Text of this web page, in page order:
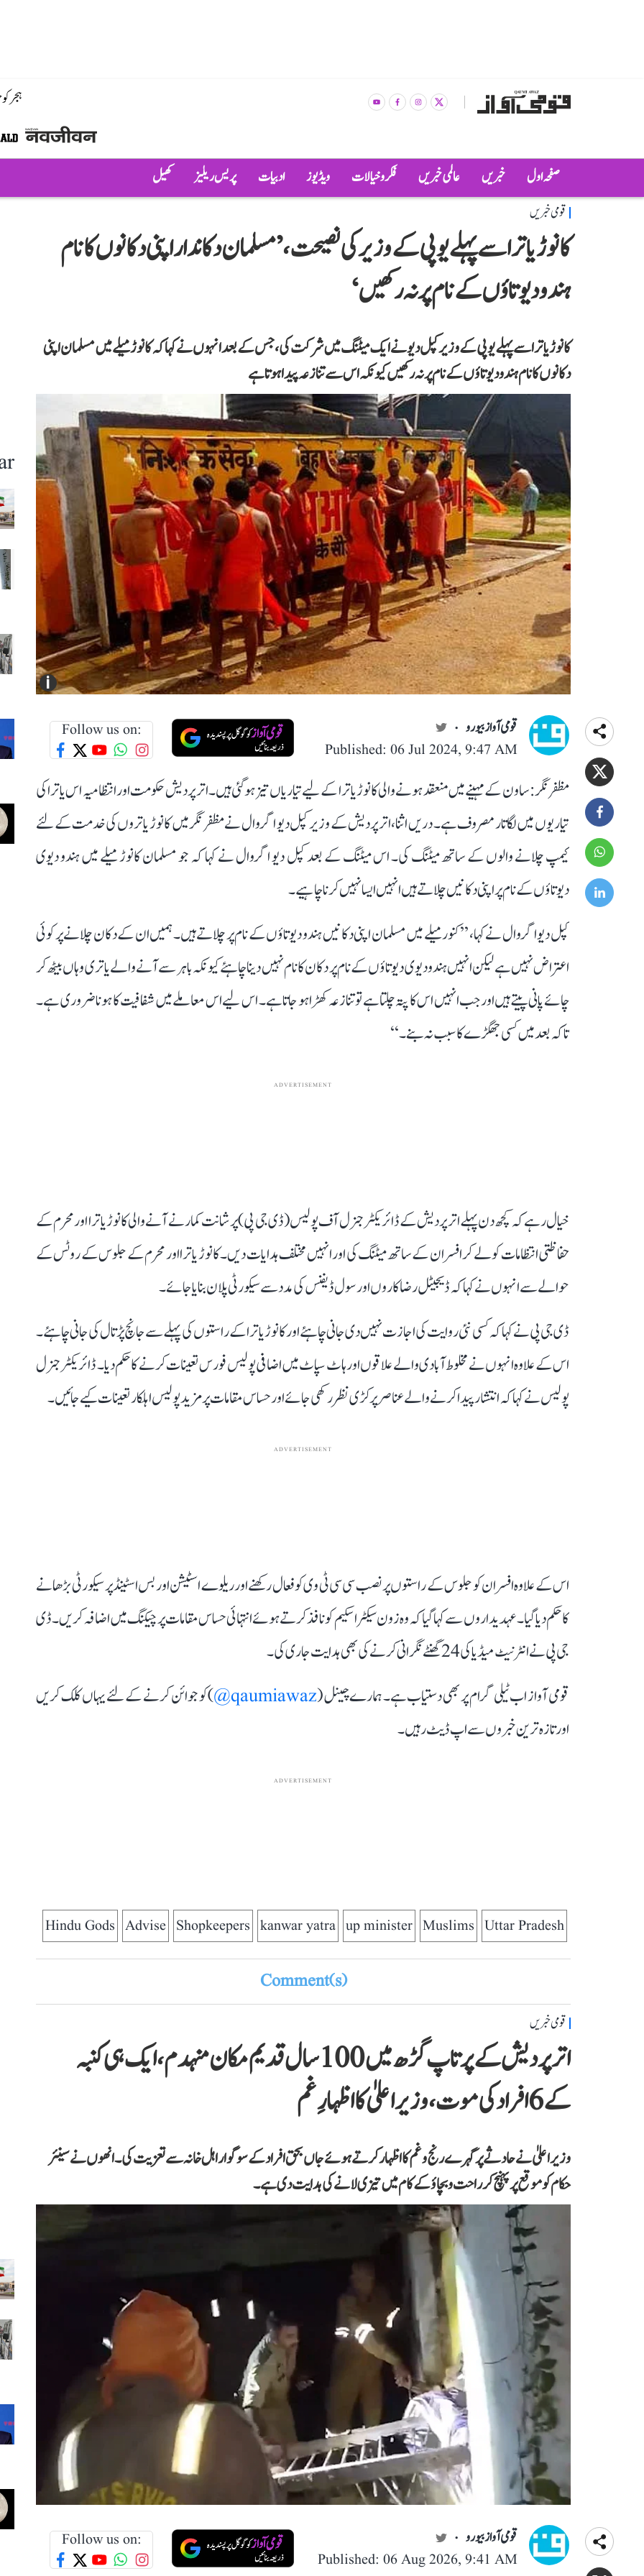
ہجر
صفحہ اول خبریں عالمی خبریں فکر و خیالات ویڈیوز ادبیات پریس ریلیز کھیل
قومی خبریں
کانوڑ یاترا سے پہلے یوپی کے وزیر کی نصیحت، ’مسلمان دکاندار اپنی دکانوں کا نام
ہندو دیوتاؤں کے نام پر نہ رکھیں‘
کانوڑ یاترا سے پہلے یوپی کے وزیر کپل دیو نے ایک میٹنگ میں شرکت کی، جس کے بعد انہوں نے کہا کہ کانوڑ میلے میں مسلمان اپنی
دکانوں کا نام ہندو دیوتاؤں کے نام پر نہ رکھیں کیونکہ اس سے تنازعہ پیدا ہوتا ہے
i
قومی آواز بیورو
Published: 06 Jul 2024, 9:47 AM
Follow us on:
مظفر نگر: ساون کے مہینے میں منعقد ہونے والی کانوڑ یاترا کے لیے تیاریاں تیز ہو گئی ہیں۔ اتر پردیش حکومت اور انتظامیہ اس یاترا کی
تیاریوں میں لگاتار مصروف ہے۔ دریں اثنا، اتر پردیش کے وزیر کپل دیو اگروال نے مظفر نگر میں کانوڑ یاتروں کی خدمت کے لئے
کیمپ چلانے والوں کے ساتھ میٹنگ کی۔ اس میٹنگ کے بعد کپل دیو اگروال نے کہا کہ جو مسلمان کانوڑ میلے میں ہندو دیوی
دیوتاؤں کے نام پر اپنی دکانیں چلاتے ہیں انہیں ایسا نہیں کرنا چاہیے۔
کپل دیو اگروال نے کہا، ’’کنور میلے میں مسلمان اپنی دکانیں ہندو دیوتاؤں کے نام پر چلاتے ہیں۔ ہمیں ان کے دکان چلانے پر کوئی
اعتراض نہیں ہے لیکن انہیں ہندو دیوی دیوتاؤں کے نام پر دکان کا نام نہیں دینا چاہئے کیونکہ باہر سے آنے والے یاتری وہاں بیٹھ کر
چائے پانی پیتے ہیں اور جب انہیں اس کا پتہ چلتا ہے تو تنازعہ کھڑا ہو جاتا ہے۔ اس لیے اس معاملے میں شفافیت کا ہونا ضروری ہے۔
تاکہ بعد میں کسی جھگڑے کا سبب نہ بنے۔‘‘
ADVERTISEMENT
خیال رہے کہ کچھ دن پہلے اتر پردیش کے ڈائریکٹر جنرل آف پولیس (ڈی جی پی) پرشانت کمار نے آنے والی کانوڑ یاترا اور محرم کے
حفاظتی انتظامات کو لے کر افسران کے ساتھ میٹنگ کی اور انہیں مختلف ہدایات دیں۔ کانوڑ یاترا اور محرم کے جلوس کے روٹس کے
حوالے سے انہوں نے کہا کہ ڈیجیٹل رضاکاروں اور سول ڈیفنس کی مدد سے سیکورٹی پلان بنایا جائے۔
ڈی جی پی نے کہا کہ کسی نئی روایت کی اجازت نہیں دی جانی چاہئے اور کانوڑ یاترا کے راستوں کی پہلے سے جانچ پڑتال کی جانی چاہئے۔
اس کے علاوہ انہوں نے مخلوط آبادی والے علاقوں اور ہاٹ سپاٹ میں اضافی پولیس فورس تعینات کرنے کا حکم دیا۔ ڈائریکٹر جنرل
پولیس نے کہا کہ انتشار پیدا کرنے والے عناصر پر کڑی نظر رکھی جائے اور حساس مقامات پر مزید پولیس اہلکار تعینات کیے جائیں۔
ADVERTISEMENT
اس کے علاوہ افسران کو جلوس کے راستوں پر نصب سی سی ٹی وی کو فعال رکھنے اور ریلوے اسٹیشن اور بس اسٹینڈ پر سیکورٹی بڑھانے
کا حکم دیا گیا۔ عہدیداروں سے کہا گیا کہ وہ زون سیکٹر اسکیم کو نافذ کرتے ہوئے انتہائی حساس مقامات پر چیکنگ میں اضافہ کریں۔ ڈی
جی پی نے انٹرنیٹ میڈیا کی 24 گھنٹے نگرانی کرنے کی بھی ہدایت جاری کی۔
قومی آواز اب ٹیلی گرام پر بھی دستیاب ہے۔ ہمارے چینل (qaumiawaz@
) کو جوائن کرنے کے لئے یہاں کلک کریں
اور تازہ ترین خبروں سے اپ ڈیٹ رہیں۔
ADVERTISEMENT
Uttar Pradesh
Muslims
up minister
kanwar yatra
Shopkeepers
Advise
Hindu Gods
Comment(s)
قومی خبریں
اتر پردیش کے پرتاپ گڑھ میں 100 سال قدیم مکان منہدم، ایک ہی کنبہ
کے 6 افراد کی موت، وزیر اعلیٰ کا اظہارِ غم
وزیر اعلیٰ نے حادثے پر گہرے رنج و غم کا اظہار کرتے ہوئے جاں بحق افراد کے سوگوار اہل خانہ سے تعزیت کی۔ انھوں نے سینئر
حکام کو موقع پر پہنچ کر راحت و بچاؤ کے کام میں تیزی لانے کی ہدایت دی ہے۔
قومی آواز بیورو
Published: 06 Aug 2026, 9:41 AM
Follow us on: